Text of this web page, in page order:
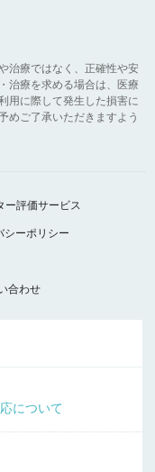
治療ではなく、正確性や安
治療を求める場合は、医療
用に際して発生した損害に
めご了承いただきますよう
ー評価サービス
シーポリシー
合わせ
について